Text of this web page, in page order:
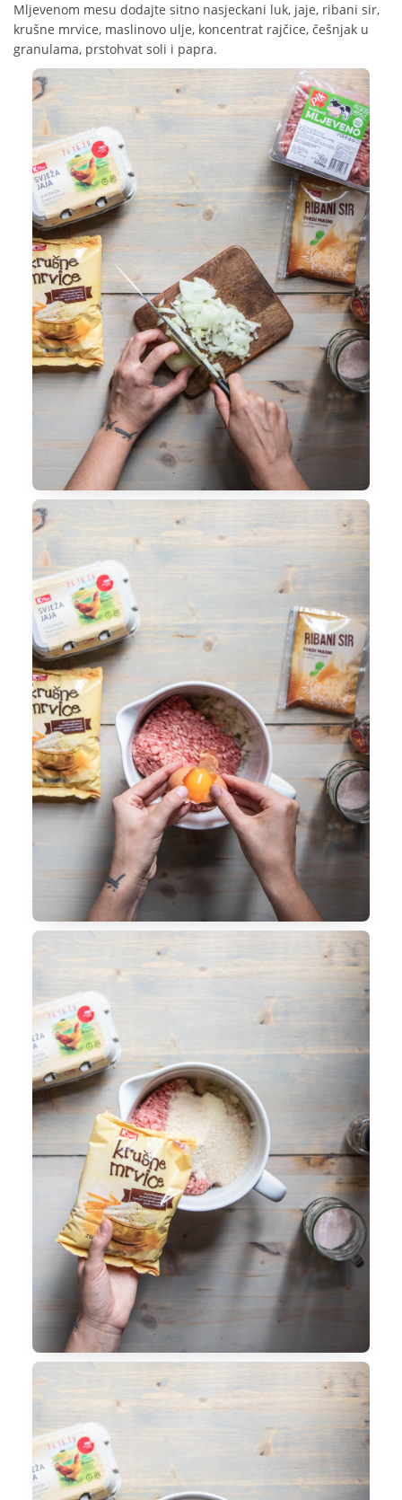
Mljevenom mesu dodajte sitno nasjeckani luk, jaje, ribani sir,
krušne mrvice, maslinovo ulje, koncentrat rajčice, češnjak u
granulama, prstohvat soli i papra.